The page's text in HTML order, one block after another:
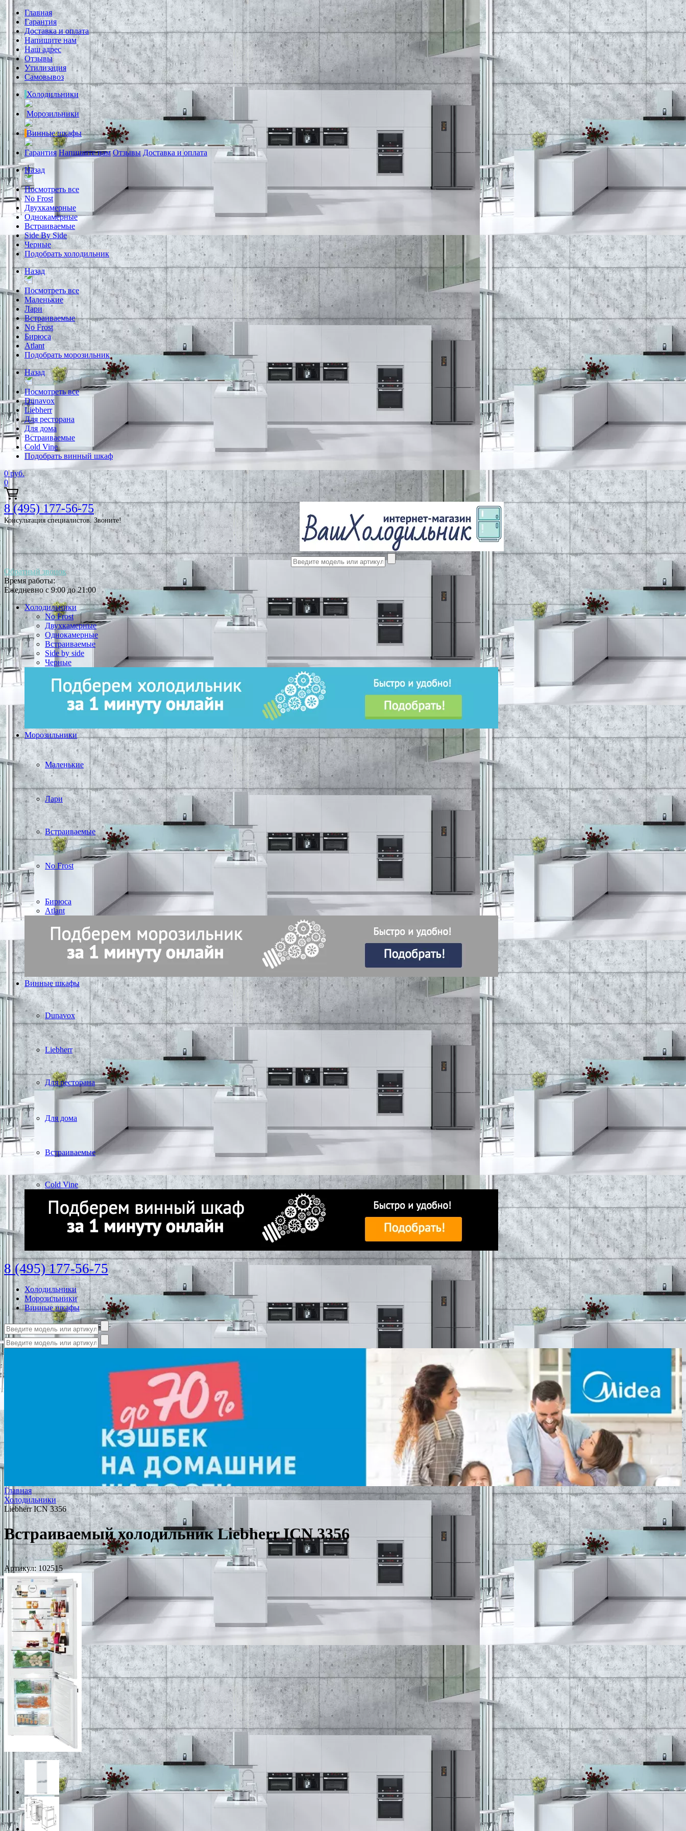
Главная
Гарантия
Доставка и оплата
Напишите нам
Наш адрес
Отзывы
Утилизация
Самовывоз
Холодильники
Морозильники
Винные шкафы
Гарантия Напишите нам Отзывы Доставка и оплата
Назад
Посмотреть все
No Frost
Двухкамерные
Однокамерные
Встраиваемые
Side By Side
Черные
Подобрать холодильник
Назад
Посмотреть все
Маленькие
Лари
Встраиваемые
No Frost
Бирюса
Atlant
Подобрать морозильник
Назад
Посмотреть все
Dunavox
Liebherr
Для ресторана
Для дома
Встраиваемые
Cold Vine
Подобрать винный шкаф
0 руб.
0
8 (495) 177-56-75
Консультация специалистов. Звоните!
Обратный звонок
Время работы:
Ежедневно с 9:00 до 21:00
Холодильники
No Frost
Двухкамерные
Однокамерные
Встраиваемые
Side by side
Черные
Морозильники
Маленькие
Лари
Встраиваемые
No Frost
Бирюса
Atlant
Винные шкафы
Dunavox
Liebherr
Для ресторана
Для дома
Встраиваемые
Cold Vine
8 (495) 177-56-75
Холодильники
Морозильники
Винные шкафы
Главная
Холодильники
Liebherr ICN 3356
Встраиваемый холодильник Liebherr ICN 3356
Артикул: 102515